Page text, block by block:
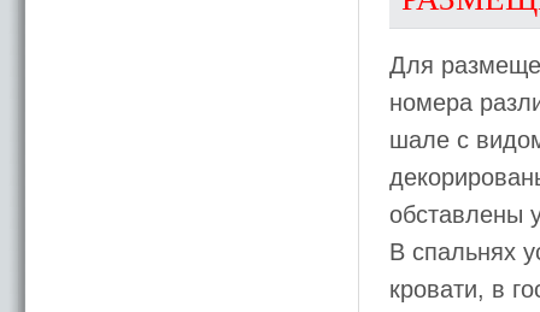
Для
номера
шале с
обставлены
В спальнях
кровати, в